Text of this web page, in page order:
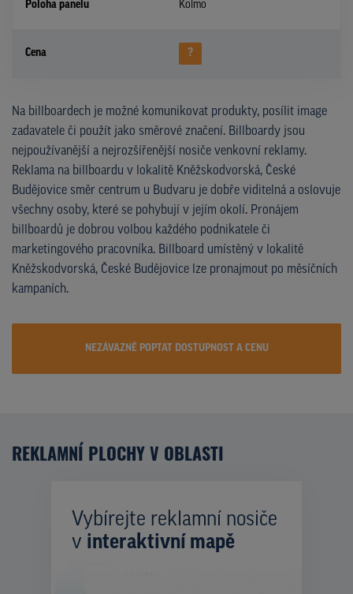
Poloha panelu Kolmo
Cena ?
Na billboardech je možné komunikovat produkty, posílit image
zadavatele či použít jako směrové značení. Billboardy jsou
nejpoužívanější a nejrozšířenější nosiče venkovní reklamy.
Reklama na billboardu v lokalitě Kněžskodvorská, České
Budějovice směr centrum u Budvaru je dobře viditelná a oslovuje
všechny osoby, které se pohybují v jejím okolí. Pronájem
billboardů je dobrou volbou každého podnikatele či
marketingového pracovníka. Billboard umístěný v lokalitě
Kněžskodvorská, České Budějovice lze pronajmout po měsíčních
kampaních.
NEZÁVAZNĚ POPTAT DOSTUPNOST A CENU
REKLAMNÍ PLOCHY V OBLASTI
Vybírejte reklamní nosiče
v interaktivní mapě